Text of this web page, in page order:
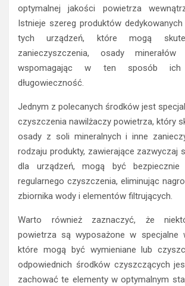
optymalnej jakości powietrza
Istnieje szereg produktów
tych urządzeń, które mogą
zanieczyszczenia, osady
wspomagając w ten sposób
długowieczność.
Jednym z polecanych środków jest
czyszczenia nawilżaczy powietrza, który
osady z soli mineralnych i inne
rodzaju produkty, zawierające zazwyczaj
dla urządzeń, mogą być
regularnego czyszczenia, eliminując
zbiornika wody i elementów filtrujących.
Warto również zaznaczyć, że
powietrza są wyposażone w specjalne
które mogą być wymieniane lub
odpowiednich środków czyszczących
zachować te elementy w optymalnym